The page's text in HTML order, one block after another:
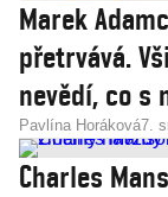
Marek
přetrvává.
nevědí, co s
Pavlína Horáková7.
Charles